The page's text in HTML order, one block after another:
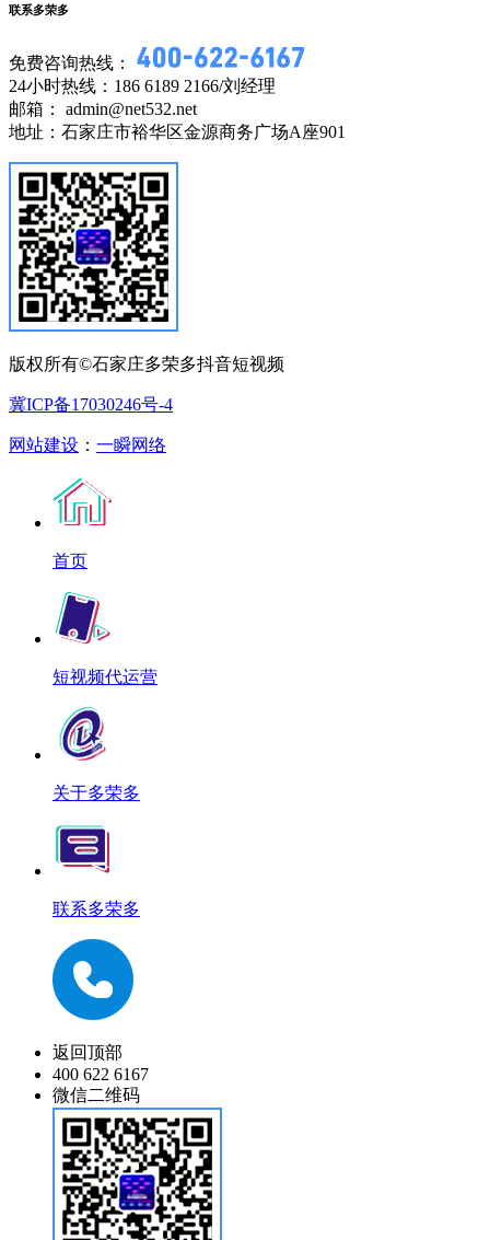
联系多荣多
免费咨询热线：
24小时热线：186 6189 2166/刘经理
邮箱： admin@net532.net
地址：石家庄市裕华区金源商务广场A座901
版权所有©石家庄多荣多抖音短视频
冀ICP备17030246号-4
网站建设 ： 一瞬网络
首页
短视频代运营
关于多荣多
联系多荣多
返回顶部
400 622 6167
微信二维码